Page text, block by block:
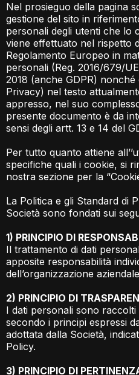
Nel prosieguo della pagina
gestione del sito in
personali degli utenti che lo
viene effettuato nel rispetto
Regolamento Europeo in
personali (Reg. 2016/679/
2018 (anche GDPR)
Privacy) nel testo
appresso, nel suo
presente documento è da
sensi degli artt. 13 e 14 del
Per tutto quanto attiene
specifiche quali i cookie, si
nostra sezione per la
La Politica e gli Standard di
Società sono fondati sui
1) PRINCIPIO DI
Il trattamento di dati
apposite responsabilità
dell’organizzazione
2) PRINCIPIO DI
I dati personali sono
secondo i principi espressi
adottata dalla Società,
Policy.
3) PRINCIPIO DI